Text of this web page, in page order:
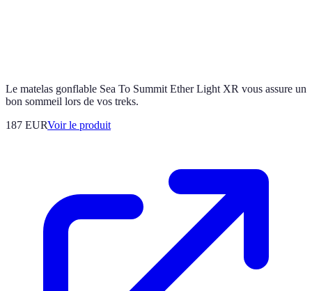
Le matelas gonflable Sea To Summit Ether Light XR vous assure un
bon sommeil lors de vos treks.
187 EURVoir le produit